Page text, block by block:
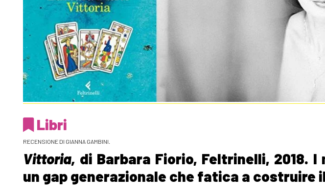
Libri
RECENSIONE DI GIANNA GAMBINI.
Vittoria, di Barbara Fiorio, Feltrinelli, 2018.
un gap generazionale che fatica a costruire